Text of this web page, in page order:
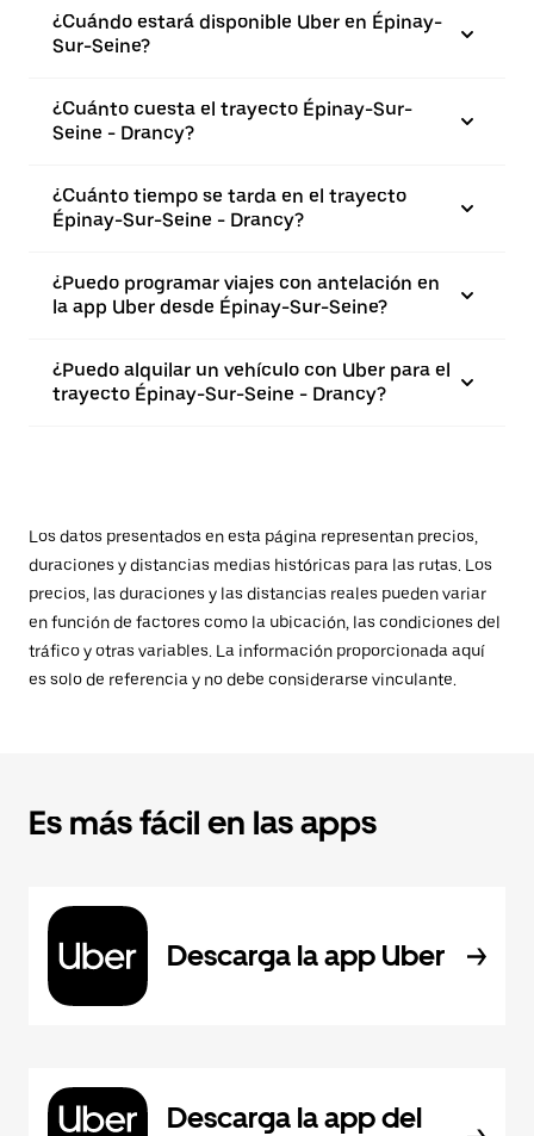
¿Cuándo estará disponible Uber en Épinay-
Sur-Seine?
¿Cuánto cuesta el trayecto Épinay-Sur-
Seine - Drancy?
¿Cuánto tiempo se tarda en el trayecto
Épinay-Sur-Seine - Drancy?
¿Puedo programar viajes con antelación en
la app Uber desde Épinay-Sur-Seine?
¿Puedo alquilar un vehículo con Uber para el
trayecto Épinay-Sur-Seine - Drancy?
Los datos presentados en esta página representan precios,
duraciones y distancias medias históricas para las rutas. Los
precios, las duraciones y las distancias reales pueden variar
en función de factores como la ubicación, las condiciones del
tráfico y otras variables. La información proporcionada aquí
es solo de referencia y no debe considerarse vinculante.
Es más fácil en las apps
Descarga la app Uber
Descarga la app del